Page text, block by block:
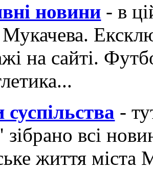
новини - в
на сайті.
-
всі
життя міста